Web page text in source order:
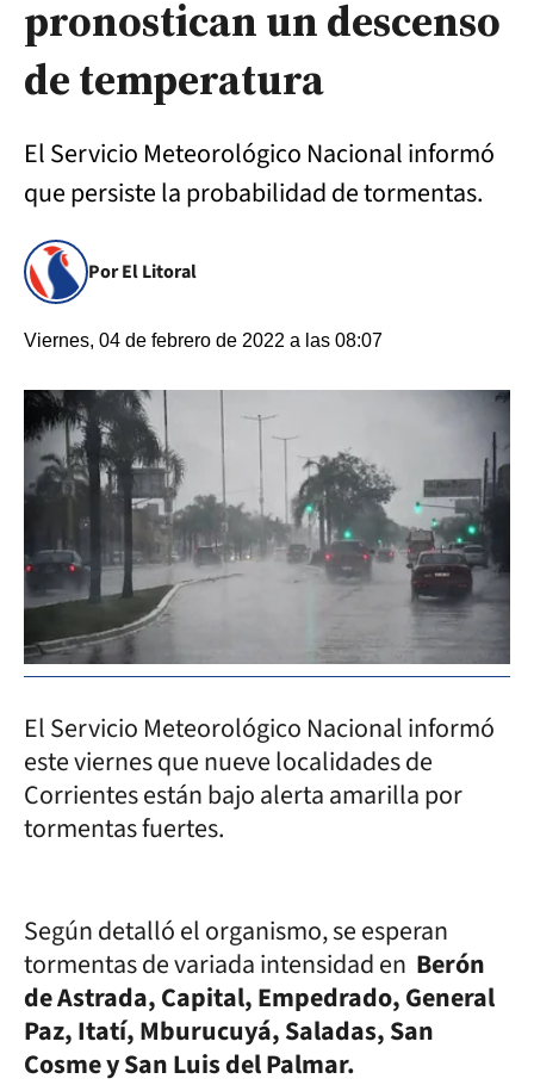
pronostican un descenso
de temperatura
El Servicio Meteorológico Nacional informó
que persiste la probabilidad de tormentas.
Por El Litoral
Viernes, 04 de febrero de 2022 a las 08:07
El Servicio Meteorológico Nacional informó
este viernes que nueve localidades de
Corrientes están bajo alerta amarilla por
tormentas fuertes.
Según detalló el organismo, se esperan
tormentas de variada intensidad en Berón
de Astrada, Capital, Empedrado, General
Paz, Itatí, Mburucuyá, Saladas, San
Cosme y San Luis del Palmar.